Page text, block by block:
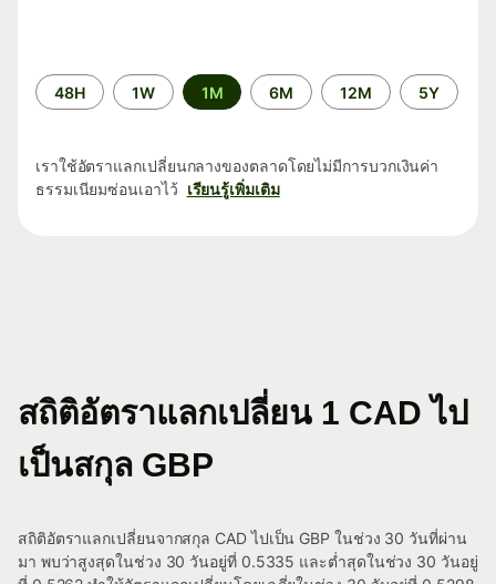
ระยะ
เวลา
48H 1W 1M 6M 12M 5Y
เราใช้อัตราแลกเปลี่ยนกลางของตลาดโดยไม่มีการบวกเงินค่า
ธรรมเนียมซ่อนเอาไว้ เรียนรู้เพิ่มเติม
สถิติอัตราแลกเปลี่ยน 1 CAD ไป
เป็นสกุล GBP
สถิติอัตราแลกเปลี่ยนจากสกุล CAD ไปเป็น GBP ในช่วง 30 วันที่ผ่าน
มา พบว่าสูงสุดในช่วง 30 วันอยู่ที่ 0.5335 และต่ำสุดในช่วง 30 วันอยู่